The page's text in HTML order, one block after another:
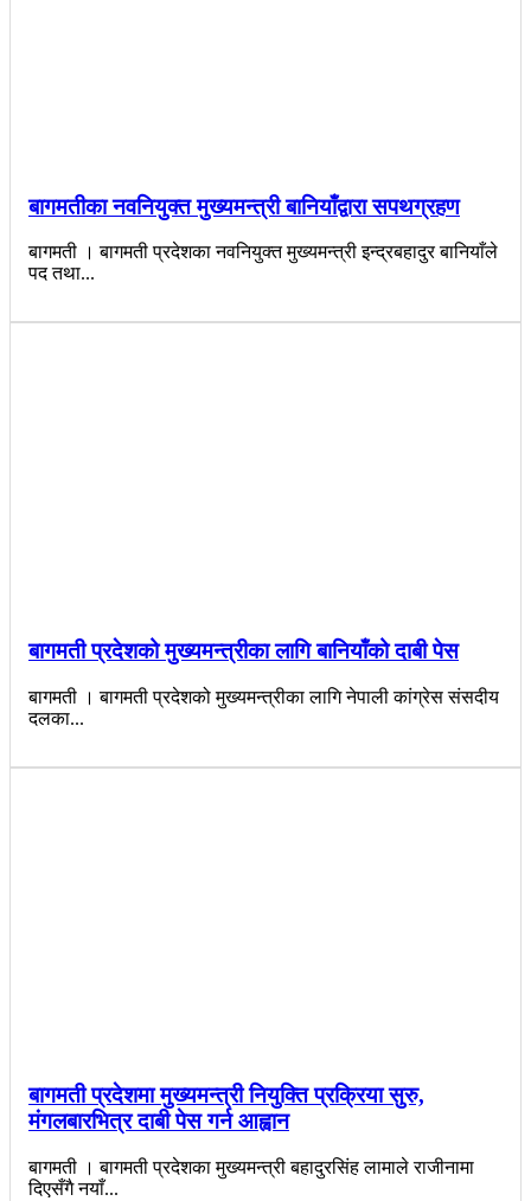
बागमतीका नवनियुक्त मुख्यमन्त्री बानियाँद्वारा सपथग्रहण
बागमती । बागमती प्रदेशका नवनियुक्त मुख्यमन्त्री इन्द्रबहादुर बानियाँले
पद तथा...
बागमती प्रदेशको मुख्यमन्त्रीका लागि बानियाँको दाबी पेस
बागमती । बागमती प्रदेशको मुख्यमन्त्रीका लागि नेपाली कांग्रेस संसदीय
दलका...
बागमती प्रदेशमा मुख्यमन्त्री नियुक्ति प्रक्रिया सुरु,
मंगलबारभित्र दाबी पेस गर्न आह्वान
बागमती । बागमती प्रदेशका मुख्यमन्त्री बहादुरसिंह लामाले राजीनामा
दिएसँगै नयाँ...